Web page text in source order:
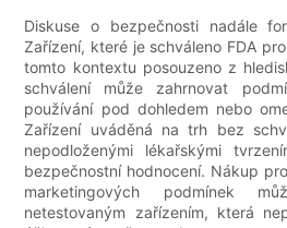
Diskuse o bezpečnosti nadále
Zařízení, které je schváleno FDA
tomto kontextu posouzeno z
schválení může zahrnovat
používání pod dohledem nebo
Zařízení uváděná na trh bez
nepodloženými lékařskými
bezpečnostní hodnocení. Nákup
marketingových podmínek
netestovaným zařízením, která